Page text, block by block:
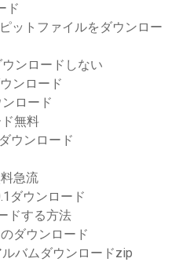
ド
ットファイルをダウンロー
ンロードしない
ンロード
ロード
無料
ウンロード
急流
ダウンロード
ドする方法
ダウンロード
バムダウンロードzip